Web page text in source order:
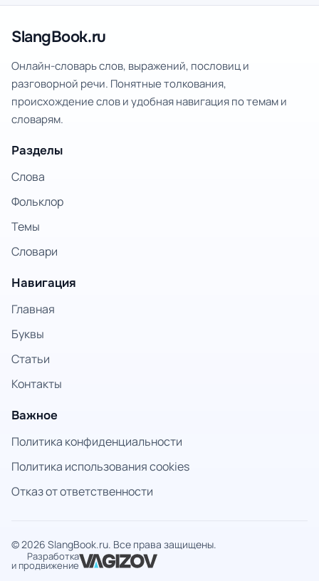
SlangBook.ru
Онлайн-словарь слов, выражений, пословиц и
разговорной речи. Понятные толкования,
происхождение слов и удобная навигация по темам и
словарям.
Разделы
Слова
Фольклор
Темы
Словари
Навигация
Главная
Буквы
Статьи
Контакты
Важное
Политика конфиденциальности
Политика использования cookies
Отказ от ответственности
© 2026 SlangBook.ru. Все права защищены.
Разработка
и продвижение